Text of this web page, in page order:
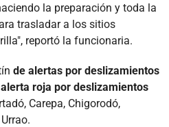
la preparación y toda la
trasladar a los sitios
reportó la funcionaria.
de alertas por deslizamientos
roja por deslizamientos
Carepa, Chigorodó,